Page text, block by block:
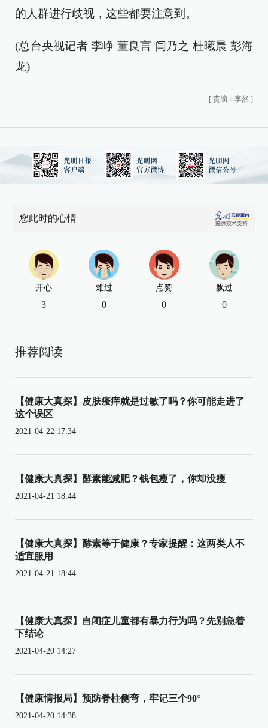
的人群进行歧视，这些都要注意到。
(总台央视记者 李峥 董良言 闫乃之 杜曦晨 彭海
龙)
[ 责编：李然 ]
您此时的心情
开心
3
难过
0
点赞
0
飘过
0
推荐阅读
【健康大真探】皮肤瘙痒就是过敏了吗？你可能走进了
这个误区
2021-04-22 17:34
【健康大真探】酵素能减肥？钱包瘦了，你却没瘦
2021-04-21 18:44
【健康大真探】酵素等于健康？专家提醒：这两类人不
适宜服用
2021-04-21 18:44
【健康大真探】自闭症儿童都有暴力行为吗？先别急着
下结论
2021-04-20 14:27
【健康情报局】预防脊柱侧弯，牢记三个90°
2021-04-20 14:38